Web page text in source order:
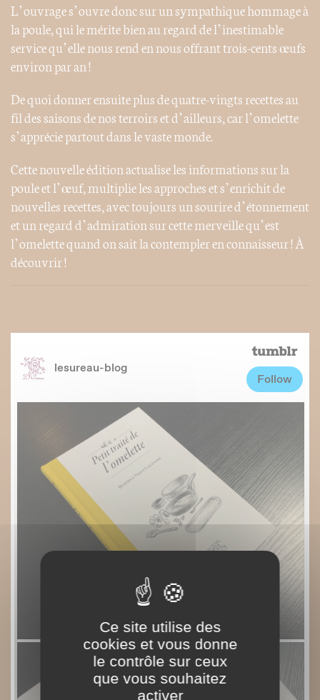
L’ouvrage s’ouvre donc sur un sympathique hommage à
la poule, qui le mérite bien au regard de l’inestimable
service qu’elle nous rend en nous offrant trois-cents œufs
environ par an !
De quoi donner ensuite plus de quatre-vingts recettes au
fil des saisons de nos terroirs et d’ailleurs, car l’omelette
s’apprécie partout dans le vaste monde.
Cette nouvelle édition actualise les informations sur la
poule et l’œuf, multiplie les approches et s’enrichit de
nouvelles recettes, avec toujours un sourire d’étonnement
et un regard d’admiration sur cette merveille qu’est
l’omelette quand on sait la contempler en connaisseur ! À
découvrir !
Ce site utilise des
cookies et vous donne
le contrôle sur ceux
que vous souhaitez
activer